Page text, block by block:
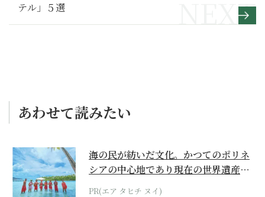
テル」５選
あわせて読みたい
海の民が紡いだ文化。かつてのポリネ
シアの中心地であり現在の世界遺産か
らみえてくる...
PR(エア タヒチ ヌイ)